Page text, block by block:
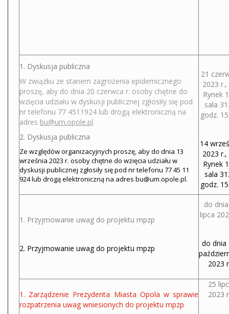
1. Dyskusja publiczna
W związku ze stanem zagrożenia epidemicznego
proszę, aby do dnia 20 czerwca r. osoby chętne do
wzięcia udziału w dyskusji publicznej zgłosiły się pod
nr telefonu 77 4511924 lub drogą elektroniczną na
adres bu@um.opole.pl.
2. Dyskusja publiczna
Ze względów organizacyjnych proszę, aby do dnia 13
września 2023 r. osoby chętne do wzięcia udziału w
dyskusji publicznej zgłosiły się pod nr telefonu 77 45 11
924 lub drogą elektroniczną na adres bu@um.opole.pl.
21
2023 r.,
Rynek
sala
godz.
14
2023 r.,
Rynek
sala
godz.
1. Przyjmowanie uwag do projektu mpzp
2. Przyjmowanie uwag do projektu mpzp
do
lipca
do dnia
2023 r
1. Zarządzenie Prezydenta Miasta Opola w sprawie
rozpatrzenia uwag wniesionych do projektu mpzp
25
2023